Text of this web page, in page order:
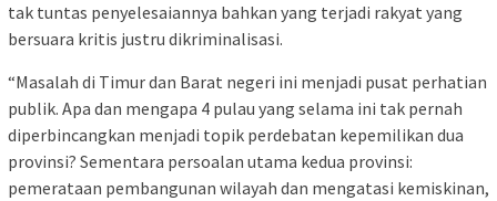
tak tuntas penyelesaiannya bahkan yang terjadi rakyat yang
bersuara kritis justru dikriminalisasi.
“Masalah di Timur dan Barat negeri ini menjadi pusat perhatian
publik. Apa dan mengapa 4 pulau yang selama ini tak pernah
diperbincangkan menjadi topik perdebatan kepemilikan dua
provinsi? Sementara persoalan utama kedua provinsi:
pemerataan pembangunan wilayah dan mengatasi kemiskinan,